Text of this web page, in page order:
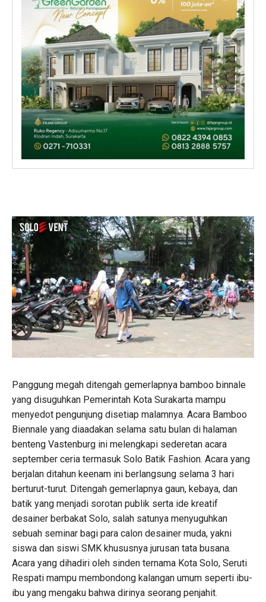
Panggung megah ditengah gemerlapnya bamboo binnale
yang disuguhkan Pemerintah Kota Surakarta mampu
menyedot pengunjung disetiap malamnya. Acara Bamboo
Biennale yang diaadakan selama satu bulan di halaman
benteng Vastenburg ini melengkapi sederetan acara
september ceria termasuk Solo Batik Fashion. Acara yang
berjalan ditahun keenam ini berlangsung selama 3 hari
berturut-turut. Ditengah gemerlapnya gaun, kebaya, dan
batik yang menjadi sorotan publik serta ide kreatif
desainer berbakat Solo, salah satunya menyuguhkan
sebuah seminar bagi para calon desainer muda, yakni
siswa dan siswi SMK khususnya jurusan tata busana.
Acara yang dihadiri oleh sinden ternama Kota Solo, Seruti
Respati mampu membondong kalangan umum seperti ibu-
ibu yang mengaku bahwa dirinya seorang penjahit.